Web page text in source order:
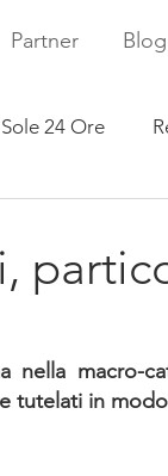
Partner Blog
24 Ore
nella macro-
tutelati in